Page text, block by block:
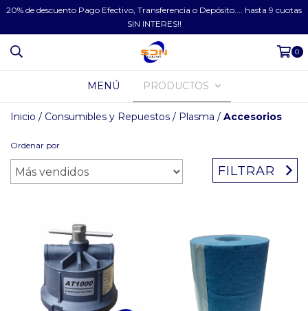
20% de descuento Pago Efectivo, Transferencia o Depósito.... hasta 9 cuotas
SIN INTERES!!
0
MENÚ PRODUCTOS
Inicio / Consumibles y Repuestos / Plasma / Accesorios
Ordenar por
FILTRAR